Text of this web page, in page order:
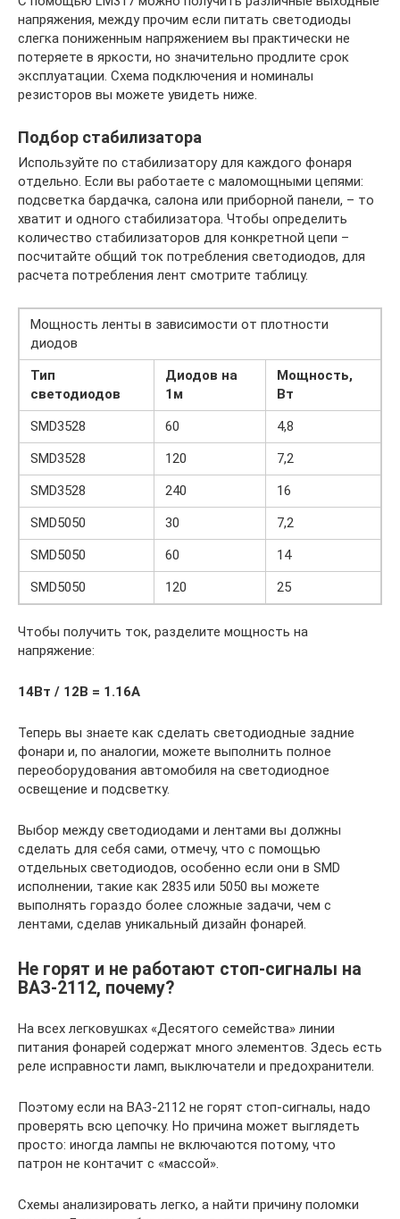
напряжения, между прочим если питать светодиоды
слегка пониженным напряжением вы практически не
потеряете в яркости, но значительно продлите срок
эксплуатации. Схема подключения и номиналы
резисторов вы можете увидеть ниже.
Подбор стабилизатора
Используйте по стабилизатору для каждого фонаря
отдельно. Если вы работаете с маломощными цепями:
подсветка бардачка, салона или приборной панели, – то
хватит и одного стабилизатора. Чтобы определить
количество стабилизаторов для конкретной цепи –
посчитайте общий ток потребления светодиодов, для
расчета потребления лент смотрите таблицу.
Мощность ленты в зависимости от плотности
диодов
Тип
светодиодов
Диодов на
1м
Мощность,
Вт
SMD3528
60
4,8
SMD3528
120
7,2
SMD3528
240
16
SMD5050
30
7,2
SMD5050
60
14
SMD5050
120 25
Чтобы получить ток, разделите мощность на
напряжение:
14Вт / 12В = 1.16А
Теперь вы знаете как сделать светодиодные задние
фонари и, по аналогии, можете выполнить полное
переоборудования автомобиля на светодиодное
освещение и подсветку.
Выбор между светодиодами и лентами вы должны
сделать для себя сами, отмечу, что с помощью
отдельных светодиодов, особенно если они в SMD
исполнении, такие как 2835 или 5050 вы можете
выполнять гораздо более сложные задачи, чем с
лентами, сделав уникальный дизайн фонарей.
Не горят и не работают стоп-сигналы на
ВАЗ-2112, почему?
На всех легковушках «Десятого семейства» линии
питания фонарей содержат много элементов. Здесь есть
реле исправности ламп, выключатели и предохранители.
Поэтому если на ВАЗ-2112 не горят стоп-сигналы, надо
проверять всю цепочку. Но причина может выглядеть
просто: иногда лампы не включаются потому, что
патрон не контачит с «массой».
Схемы анализировать легко, а найти причину поломки